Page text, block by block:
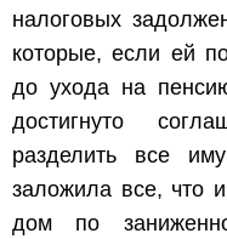
налоговых
которые, если ей
до ухода на
достигнуто
разделить все
заложила все, что
дом по